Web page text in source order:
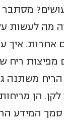
מה לעשות
אחרות. איך
מפיצות ריח
משתנה
הן
המידע